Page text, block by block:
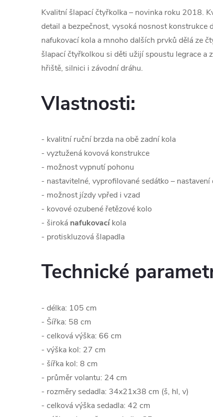
Kvalitní šlapací čtyřkolka – novinka roku 2018.
detail a bezpečnost, vysoká nosnost konstrukce
nafukovací kola a mnoho dalších prvků dělá ze
šlapací čtyřkolkou si děti užijí spoustu legrace a
hřiště, silnici i závodní dráhu.
Vlastnosti:
- kvalitní ruční brzda na obě zadní kola
- vyztužená kovová konstrukce
- možnost vypnutí pohonu
- nastavitelné, vyprofilované sedátko –
- možnost jízdy vpřed i vzad
- kovové ozubené řetězové kolo
- široká nafukovacíkola
- protiskluzová šlapadla
Technické
- délka: 105 cm
- Šířka: 58 cm
- celková výška: 66 cm
- výška kol: 27 cm
- šířka kol: 8 cm
- průměr volantu: 24 cm
- rozměry sedadla: 34x21x38 cm (š, hl, v)
- celková výška sedadla: 42 cm